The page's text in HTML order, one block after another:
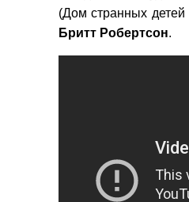
(Дом странных
Бритт Робертсон.